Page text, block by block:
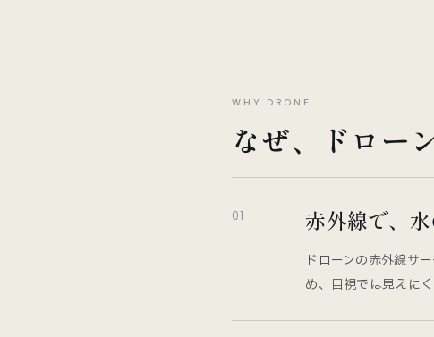
WHY DRONE
なぜ、ドロー
01 赤外線で、
ドローンの赤外線サ
め、目視では見えに